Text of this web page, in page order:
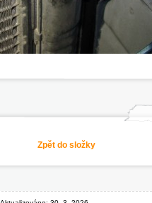
Zpět do složky